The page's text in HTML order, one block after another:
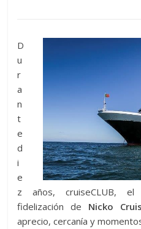
D
u
r
a
n
t
e
d
i
e
z años, cruiseCLUB,
fidelización de Nicko
aprecio, cercanía y